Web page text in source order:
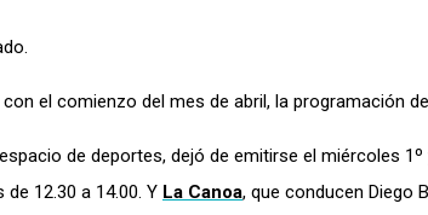
el comienzo del mes de abril, la programación
de deportes, dejó de emitirse el miércoles
12.30 a 14.00. Y La Canoa, que conducen Diego